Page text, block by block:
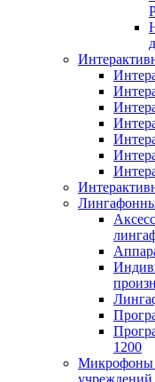
1200
Микрофоны
учреждений